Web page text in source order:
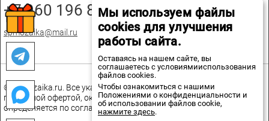
+7 960 196 89 20
spmozaika@mail.ru
© spmozaika.ru. Все указанные на сайте цены не являются
публичной офертой, окончательная стоимость товаров
определяется по соглашению сторон.
Мы используем файлы
cookies для улучшения
работы сайта.
Оставаясь на нашем сайте, вы
соглашаетесь с условиямииспользования
файлов cookies.
Чтобы ознакомиться с нашими
Положениями о конфиденциальности и
об использовании файлов cookie,
нажмите здесь.